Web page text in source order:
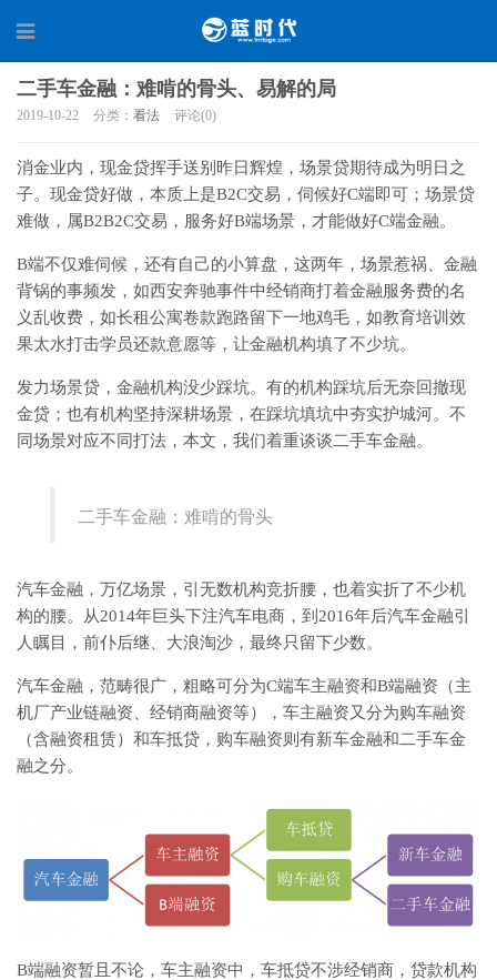
二手车金融：难啃的骨头、易解的局
2019-10-22 分类： 看法 评论(0)
消金业内，现金贷挥手送别昨日辉煌，场景贷期待成为明日之
子。现金贷好做，本质上是B2C交易，伺候好C端即可；场景贷
难做，属B2B2C交易，服务好B端场景，才能做好C端金融。
B端不仅难伺候，还有自己的小算盘，这两年，场景惹祸、金融
背锅的事频发，如西安奔驰事件中经销商打着金融服务费的名
义乱收费，如长租公寓卷款跑路留下一地鸡毛，如教育培训效
果太水打击学员还款意愿等，让金融机构填了不少坑。
发力场景贷，金融机构没少踩坑。有的机构踩坑后无奈回撤现
金贷；也有机构坚持深耕场景，在踩坑填坑中夯实护城河。不
同场景对应不同打法，本文，我们着重谈谈二手车金融。
二手车金融：难啃的骨头
汽车金融，万亿场景，引无数机构竞折腰，也着实折了不少机
构的腰。从2014年巨头下注汽车电商，到2016年后汽车金融引
人瞩目，前仆后继、大浪淘沙，最终只留下少数。
汽车金融，范畴很广，粗略可分为C端车主融资和B端融资（主
机厂产业链融资、经销商融资等），车主融资又分为购车融资
（含融资租赁）和车抵贷，购车融资则有新车金融和二手车金
融之分。
B端融资暂且不论，车主融资中，车抵贷不涉经销商，贷款机构